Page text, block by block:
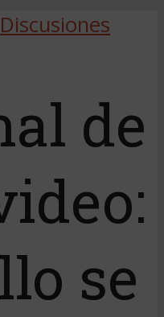
Discusiones
de
se